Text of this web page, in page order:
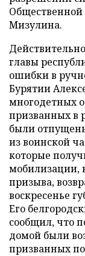
Общественной
Мизулина.
главы
ошибки в
Бурятии
многодетных
призванных в
были
из воинской
которые
мобилизации,
призыва,
воскресенье
Его
сообщил, что
домой были
призванных